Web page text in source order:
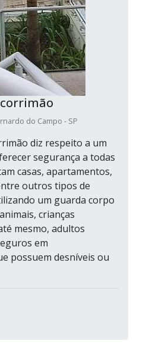
do Campo - SP
diz respeito a um
segurança a todas
casas, apartamentos,
outros tipos de
um guarda corpo
crianças
mesmo, adultos
em
possuem desníveis ou